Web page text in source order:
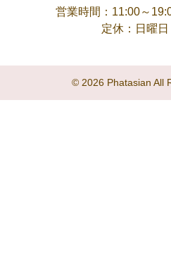
営業時間：11:00～
定休：日曜日
© 2026 Phatasian All